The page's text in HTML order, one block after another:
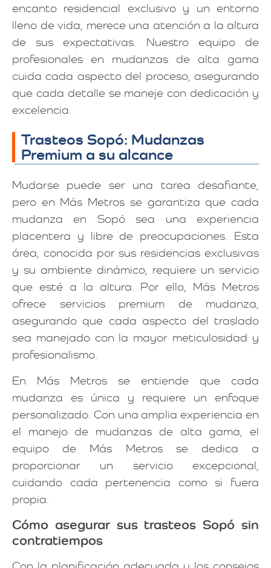
encanto residencial exclusivo y un entorno
lleno de vida, merece una atención a la altura
de sus expectativas. Nuestro equipo de
profesionales en mudanzas de alta gama
cuida cada aspecto del proceso, asegurando
que cada detalle se maneje con dedicación y
excelencia.
Trasteos Sopó: Mudanzas
Premium a su alcance
Mudarse puede ser una tarea desafiante,
pero en Más Metros se garantiza que cada
mudanza en Sopó sea una experiencia
placentera y libre de preocupaciones. Esta
área, conocida por sus residencias exclusivas
y su ambiente dinámico, requiere un servicio
que esté a la altura. Por ello, Más Metros
ofrece servicios premium de mudanza,
asegurando que cada aspecto del traslado
sea manejado con la mayor meticulosidad y
profesionalismo.
En Más Metros se entiende que cada
mudanza es única y requiere un enfoque
personalizado. Con una amplia experiencia en
el manejo de mudanzas de alta gama, el
equipo de Más Metros se dedica a
proporcionar un servicio excepcional,
cuidando cada pertenencia como si fuera
propia.
Cómo asegurar sus trasteos Sopó sin
contratiempos